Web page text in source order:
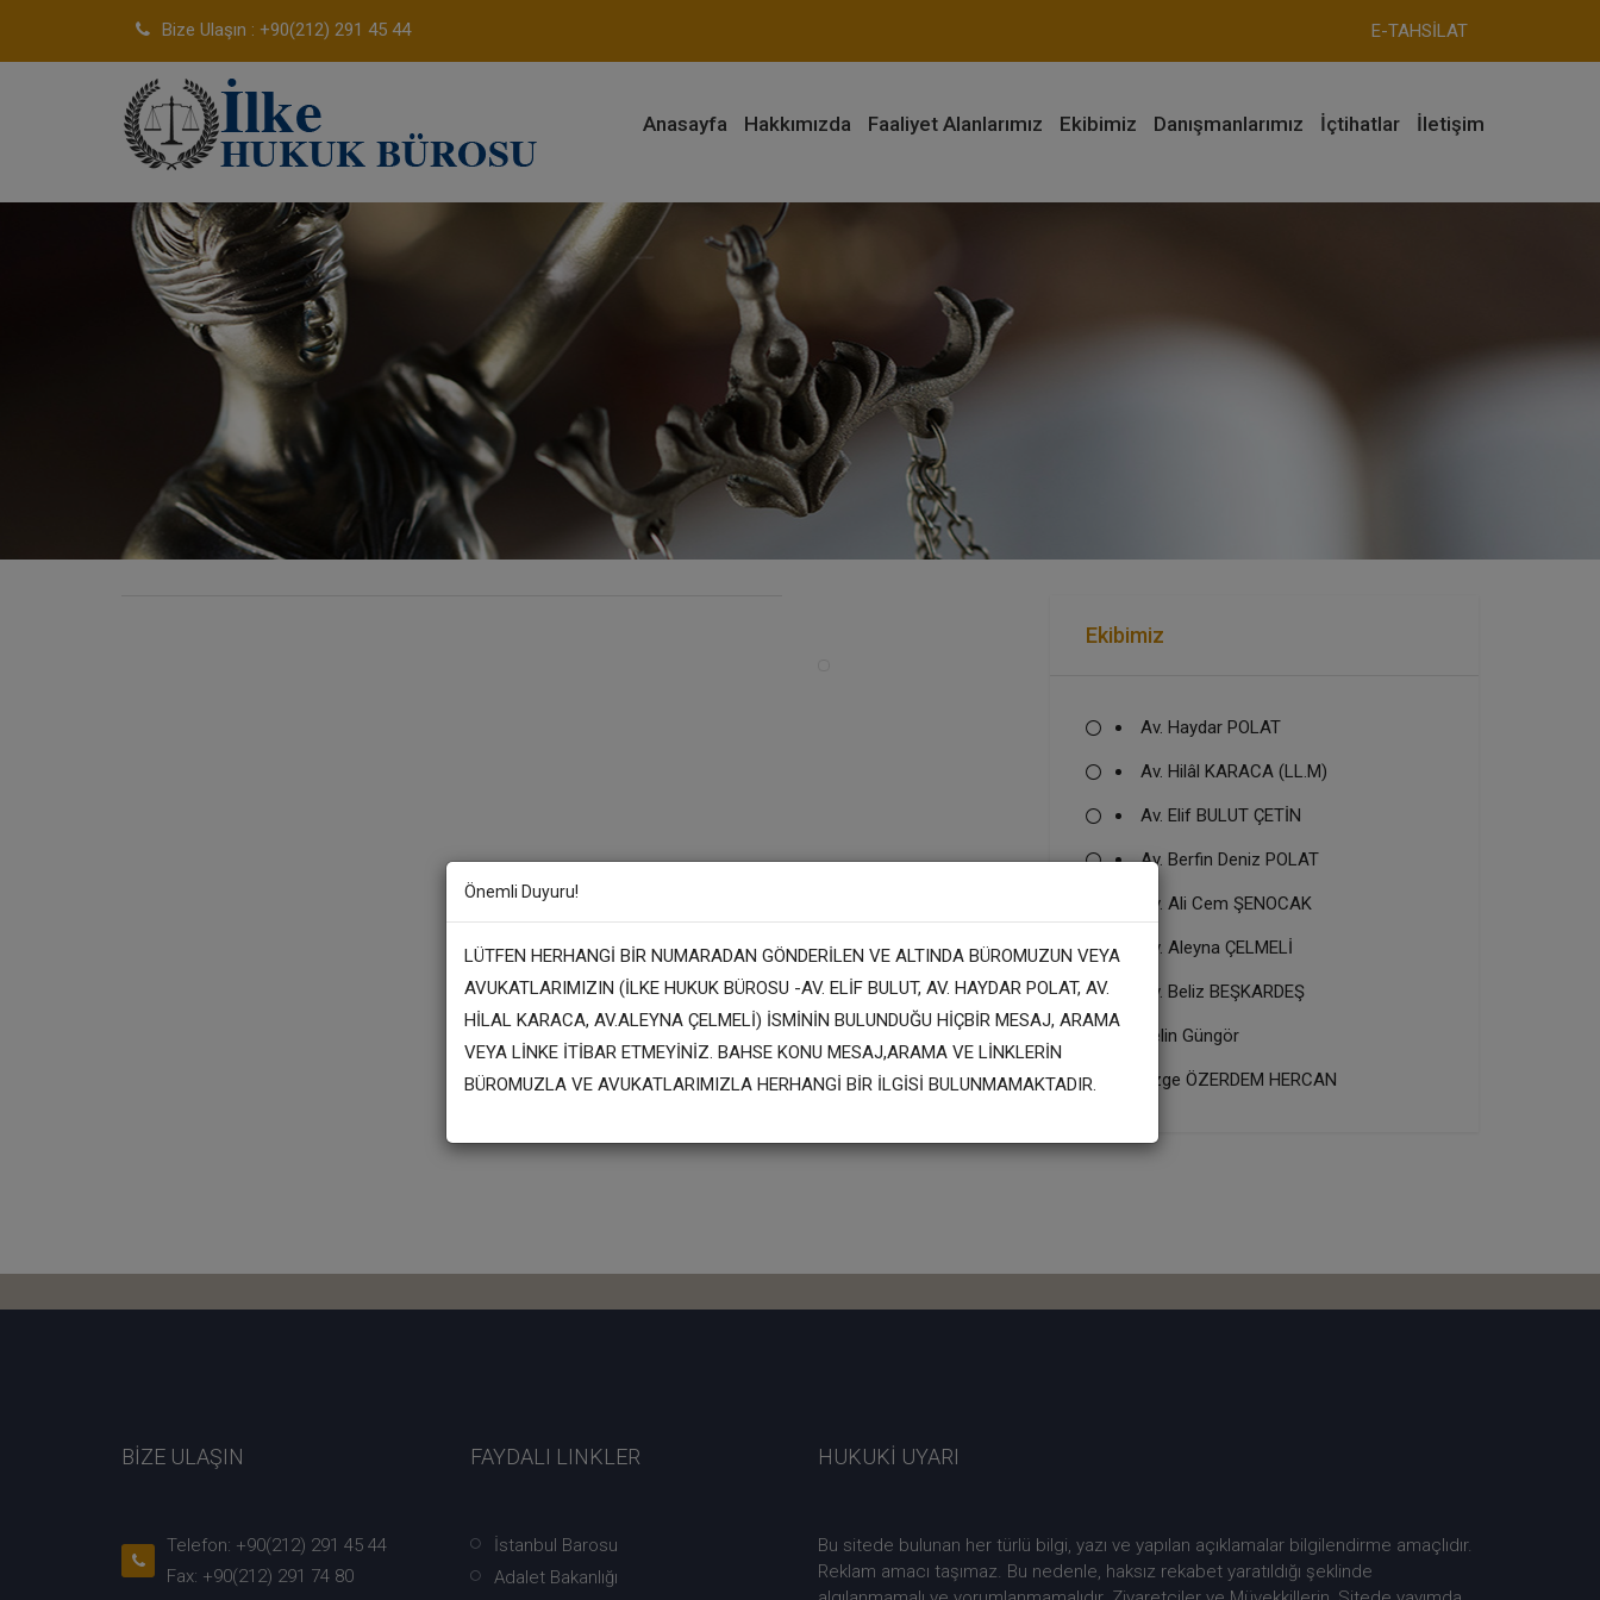
Bize Ulaşın : +90(212) 291 45 44 E-TAHSİLAT
Anasayfa Hakkımızda Faaliyet Alanlarımız Ekibimiz Danışmanlarımız İçtihatlar İletişim
Önemli Duyuru!
LÜTFEN HERHANGİ BİR NUMARADAN GÖNDERİLEN VE ALTINDA BÜROMUZUN VEYA
AVUKATLARIMIZIN (İLKE HUKUK BÜROSU -AV. ELİF BULUT, AV. HAYDAR POLAT, AV.
HİLAL KARACA, AV.ALEYNA ÇELMELİ) İSMİNİN BULUNDUĞU HİÇBİR MESAJ, ARAMA
VEYA LİNKE İTİBAR ETMEYİNİZ. BAHSE KONU MESAJ,ARAMA VE LİNKLERİN
BÜROMUZLA VE AVUKATLARIMIZLA HERHANGİ BİR İLGİSİ BULUNMAMAKTADIR.
Ekibimiz
Av. Haydar POLAT
Av. Hilâl KARACA (LL.M)
Av. Elif BULUT ÇETİN
Av. Berfin Deniz POLAT
Av. Ali Cem ŞENOCAK
Av. Aleyna ÇELMELİ
Av. Beliz BEŞKARDEŞ
Selin Güngör
Özge ÖZERDEM HERCAN
BİZE ULAŞIN
Telefon: +90(212) 291 45 44
Fax: +90(212) 291 74 80
FAYDALI LINKLER
İstanbul Barosu
Adalet Bakanlığı
HUKUKİ UYARI
Bu sitede bulunan her türlü bilgi, yazı ve yapılan açıklamalar bilgilendirme amaçlıdır.
Reklam amacı taşımaz. Bu nedenle, haksız rekabet yaratıldığı şeklinde